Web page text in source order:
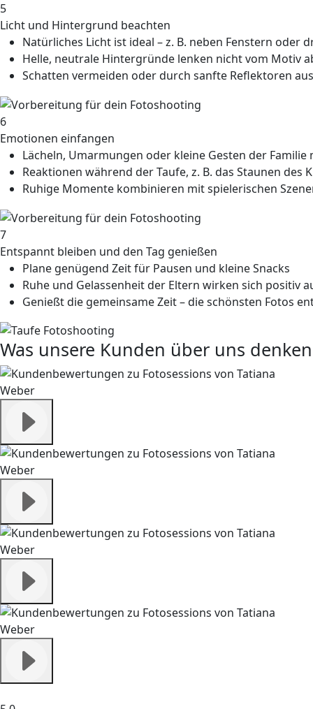
5
Licht und Hintergrund beachten
Natürliches Licht ist ideal – z. B. neben Fenstern oder
Helle, neutrale Hintergründe lenken nicht vom Motiv
Schatten vermeiden oder durch sanfte Reflektoren
6
Emotionen einfangen
Lächeln, Umarmungen oder kleine Gesten der
Reaktionen während der Taufe, z. B. das Staunen des
Ruhige Momente kombinieren mit spielerischen
7
Entspannt bleiben und den Tag genießen
Plane genügend Zeit für Pausen und kleine Snacks
Ruhe und Gelassenheit der Eltern wirken sich positiv
Genießt die gemeinsame Zeit – die schönsten Fotos
Was unsere Kunden über uns denken